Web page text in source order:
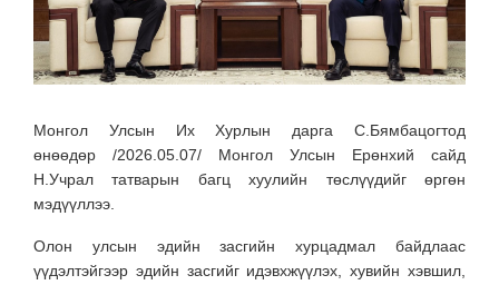
Монгол Улсын Их Хурлын дарга С.Бямбацогтод
өнөөдөр /2026.05.07/ Монгол Улсын Ерөнхий сайд
Н.Учрал татварын багц хуулийн төслүүдийг өргөн
мэдүүллээ.
Олон улсын эдийн засгийн хурцадмал байдлаас
үүдэлтэйгээр эдийн засгийг идэвхжүүлэх, хувийн хэвшил,